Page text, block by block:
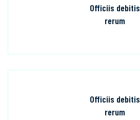
Officiis debitis
rerum
Officiis debitis
rerum